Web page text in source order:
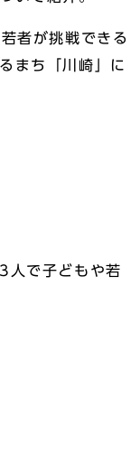
者が挑戦できる
まち「川崎」に
人で子どもや若